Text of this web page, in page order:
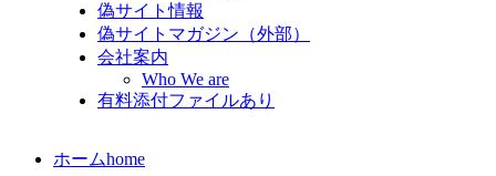
偽サイト情報
偽サイトマガジン（外部）
会社案内
Who We are
有料添付ファイルあり
ホームhome